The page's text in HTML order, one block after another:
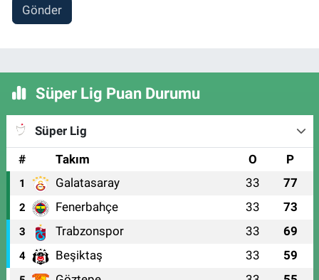
Gönder
Süper Lig Puan Durumu
Süper Lig
#
Takım O P
1 Galatasaray 33 77
2 Fenerbahçe 33 73
3 Trabzonspor 33 69
4 Beşiktaş 33 59